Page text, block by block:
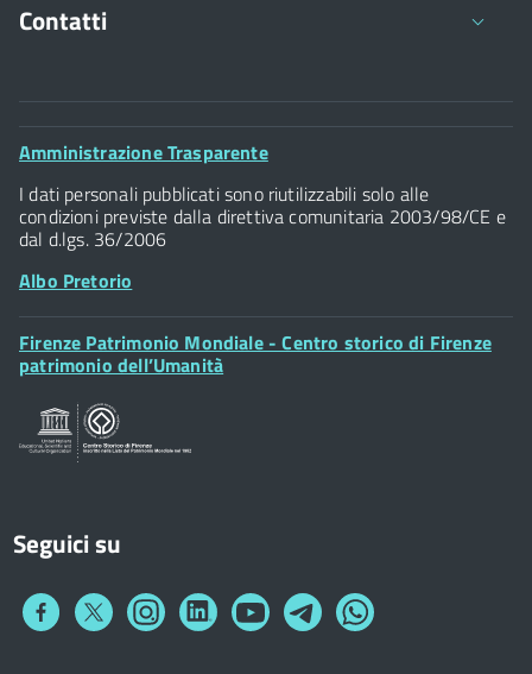
Contatti
Comune di Firenze
Palazzo Vecchio
Piazza della Signoria - 50122, Firenze
P.IVA 01307110484
Posta Elettronica Certificata
Footer
Amministrazione Trasparente
I dati personali pubblicati sono riutilizzabili solo alle
condizioni previste dalla direttiva comunitaria 2003/98/CE e
dal d.lgs. 36/2006
Albo Pretorio
Footer
Widget
Firenze Patrimonio Mondiale - Centro storico di Firenze
patrimonio dell’Umanità
Seguici su
Collegamento
Collegamento
a
Collegamento
a
Collegamento
a
Collegamento
a
Collegamento
a
Collegamento
a